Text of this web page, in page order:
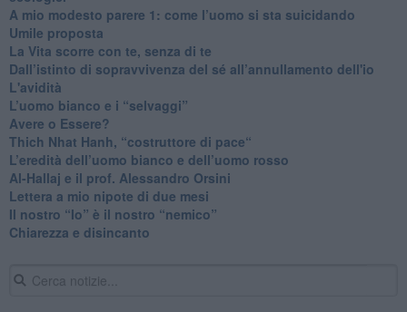
​A mio modesto parere 1: come l’uomo si sta suicidando
​Umile proposta
​La Vita scorre con te, senza di te
​Dall’istinto di sopravvivenza del sé all’annullamento dell'io
L'avidità
​L’uomo bianco e i “selvaggi”
​Avere o Essere?
​Thich Nhat Hanh, “costruttore di pace“
​L’eredità dell’uomo bianco e dell’uomo rosso
Al-Hallaj e il prof. Alessandro Orsini
​Lettera a mio nipote di due mesi
​Il nostro “Io” è il nostro “nemico”
​Chiarezza e disincanto